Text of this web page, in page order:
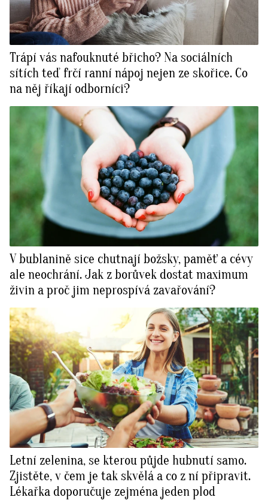
Trápí vás nafouknuté břicho? Na sociálních
sítích teď frčí ranní nápoj nejen ze skořice. Co
na něj říkají odborníci?
V bublanině sice chutnají božsky, paměť a cévy
ale neochrání. Jak z borůvek dostat maximum
živin a proč jim neprospívá zavařování?
Letní zelenina, se kterou půjde hubnutí samo.
Zjistěte, v čem je tak skvělá a co z ní připravit.
Lékařka doporučuje zejména jeden plod